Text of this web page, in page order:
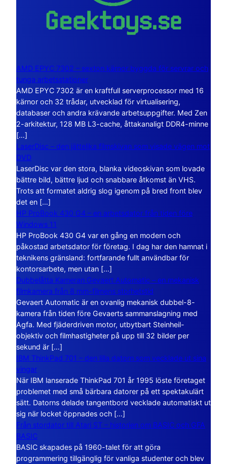
AMD EPYC 7302 – sexton kärnor byggda för servrar och
tunga arbetsstationer
AMD EPYC 7302 är en kraftfull serverprocessor med 16
kärnor och 32 trådar, utvecklad för virtualisering,
databaser och andra krävande arbetsuppgifter. Med Zen
2-arkitektur, 128 MB L3-cache, åttakanaligt DDR4-minne
[…]
LaserDisc – den jättelika filmskivan som visade vägen mot
DVD
LaserDisc var den stora, blanka videoskivan som lovade
bättre bild, bättre ljud och snabbare åtkomst än VHS.
Trots att formatet aldrig slog igenom på bred front blev
det en […]
HP ProBook 430 G4 – en arbetsdator från tiden före
Windows 11
HP ProBook 430 G4 var en gång en modern och
påkostad arbetsdator för företag. I dag har den hamnat i
teknikens gränsland: fortfarande fullt användbar för
kontorsarbete, men utan […]
Dubbelåtta Kameran Gevaert Automatic – en mekanisk
filmkamera från 8 mm-filmens storhetstid
Gevaert Automatic är en ovanlig mekanisk dubbel-8-
kamera från tiden före Gevaerts sammanslagning med
Agfa. Med fjäderdriven motor, utbytbart Steinheil-
objektiv och filmhastigheter på upp till 32 bilder per
sekund är […]
IBM ThinkPad 701 – den lilla datorn som vecklade ut sina
vingar
När IBM lanserade ThinkPad 701 år 1995 löste företaget
problemet med små bärbara datorer på ett spektakulärt
sätt. Datorns delade tangentbord vecklade automatiskt ut
sig när locket öppnades och […]
Från stordator till Atari ST – historien om BASIC och GFA
BASIC
BASIC skapades på 1960-talet för att göra
programmering tillgänglig för vanliga studenter och blev